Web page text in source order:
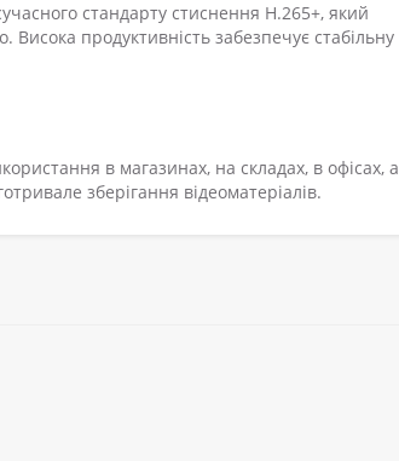
стандарту стиснення H.265+, який
Висока продуктивність забезпечує стабільну
в магазинах, на складах, в офісах, а
зберігання відеоматеріалів.